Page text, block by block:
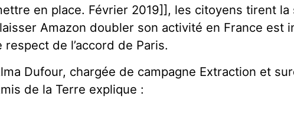
en place. Février 2019]], les citoyens tirent la
Amazon doubler son activité en France est
respect de l’accord de Paris.
Dufour, chargée de campagne Extraction et
de la Terre explique :